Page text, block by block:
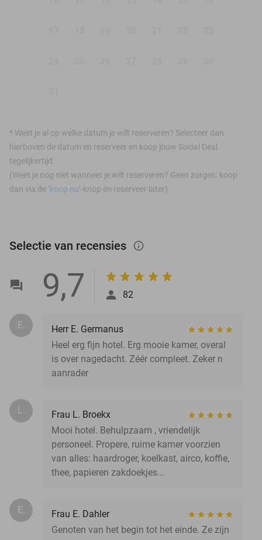
* Weet je al op welke datum je wilt reserveren? Selecteer dan
hierboven de datum en reserveer en koop jouw Social Deal
tegelijkertijd.
(Weet je nog niet wanneer je wilt reserveren? Geen zorgen: koop
dan via de ‘koop nu’-knop én reserveer later)
Selectie van recensies info_outlined
9,7 82
E.
Herr E. Germanus
Heel erg fijn hotel. Erg mooie kamer, overal
is over nagedacht. Zéér compleet. Zeker n
aanrader
L.
Frau L. Broekx
Mooi hotel. Behulpzaam , vriendelijk
personeel. Propere, ruime kamer voorzien
van alles: haardroger, koelkast, airco, koffie,
thee, papieren zakdoekjes...
E.
Frau E. Dahler
Genoten van het begin tot het einde. Ze zijn